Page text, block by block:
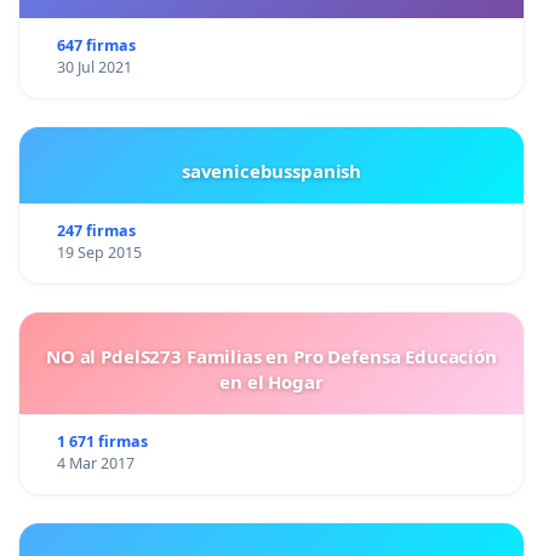
647 firmas
30 Jul 2021
savenicebusspanish
247 firmas
19 Sep 2015
NO al PdelS273 Familias en Pro Defensa Educación
en el Hogar
1 671 firmas
4 Mar 2017